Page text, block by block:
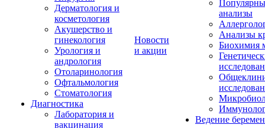
Дерматология и
косметология
Акушерство и
гинекология
Урология и
андрология
Отоларинология
Офтальмология
Стоматология
Диагностика
Лаборатория и
вакцинация
Новости
и акции
анализы
Анализы
Биохимия
Ведение